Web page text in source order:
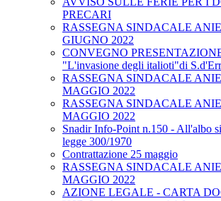
PRECARI
RASSEGNA SINDACALE
GIUGNO 2022
CONVEGNO
"L'invasione degli italioti"di
RASSEGNA SINDACALE
MAGGIO 2022
RASSEGNA SINDACALE
MAGGIO 2022
Snadir Info-Point n.150 - All'albo
legge 300/1970
Contrattazione 25 maggio
RASSEGNA SINDACALE
MAGGIO 2022
AZIONE LEGALE - CARTA